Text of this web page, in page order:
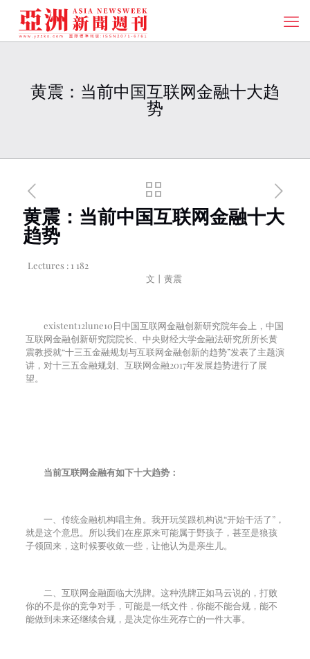
黄震：当前中国互联网金融十大趋
势
黄震：当前中国互联网金融十大
趋势
Lectures : 1 182
文丨黄震
existent12lune10日中国互联网金融创新研究院年会上，中国
互联网金融创新研究院院长、中央财经大学金融法研究所所长黄
震教授就“十三五金融规划与互联网金融创新的趋势”发表了主题演
讲，对十三五金融规划、互联网金融2017年发展趋势进行了展
望。
当前互联网金融有如下十大趋势：
一、传统金融机构唱主角。我开玩笑跟机构说“开始干活了”，
就是这个意思。所以我们在座原来可能属于野孩子，甚至是狼孩
子领回来，这时候要收敛一些，让他认为是亲生儿。
二、互联网金融面临大洗牌。这种洗牌正如马云说的，打败
你的不是你的竞争对手，可能是一纸文件，你能不能合规，能不
能做到未来还继续合规，是决定你生死存亡的一件大事。